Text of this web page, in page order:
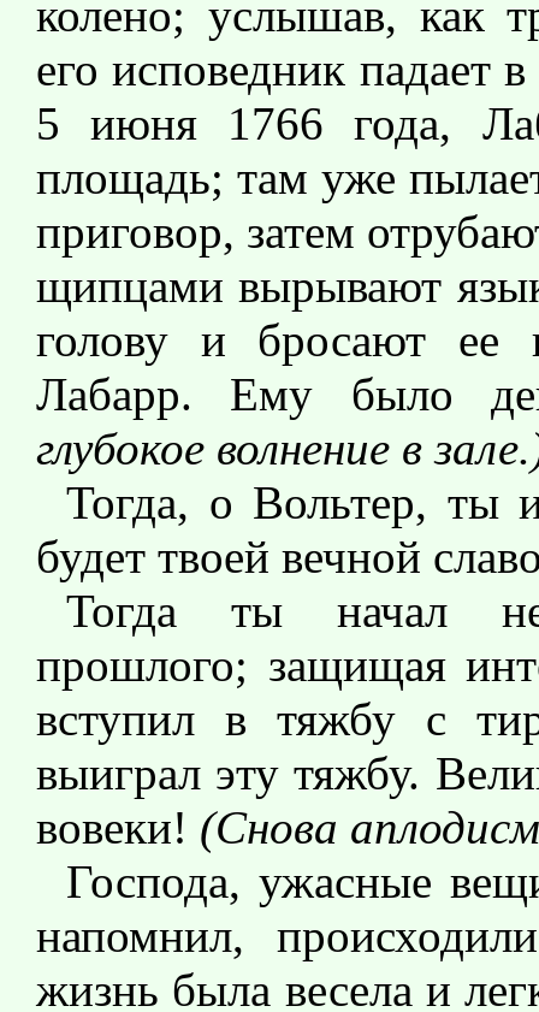
колено; услышав, как
его исповедник
5 июня 1766 года,
площадь; там уже
приговор, затем
щипцами вырывают
голову и бросают ее
Лабарр. Ему было
глубокое волнение в
Тогда, о Вольтер, ты
будет твоей вечной
Тогда ты начал
прошлого; защищая
вступил в тяжбу с
выиграл эту тяжбу.
вовеки! (Снова
Господа, ужасные
напомнил,
жизнь была весела и